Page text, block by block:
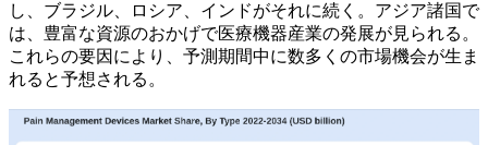
し、ブラジル、ロシア、インドがそれに続く。アジア諸国で
は、豊富な資源のおかげで医療機器産業の発展が見られる。
これらの要因により、予測期間中に数多くの市場機会が生ま
れると予想される。